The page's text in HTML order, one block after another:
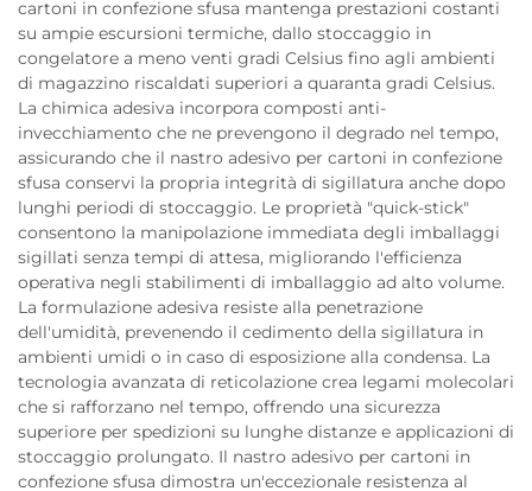
cartoni in confezione sfusa mantenga prestazioni costanti
su ampie escursioni termiche, dallo stoccaggio in
congelatore a meno venti gradi Celsius fino agli ambienti
di magazzino riscaldati superiori a quaranta gradi Celsius.
La chimica adesiva incorpora composti anti-
invecchiamento che ne prevengono il degrado nel tempo,
assicurando che il nastro adesivo per cartoni in confezione
sfusa conservi la propria integrità di sigillatura anche dopo
lunghi periodi di stoccaggio. Le proprietà "quick-stick"
consentono la manipolazione immediata degli imballaggi
sigillati senza tempi di attesa, migliorando l'efficienza
operativa negli stabilimenti di imballaggio ad alto volume.
La formulazione adesiva resiste alla penetrazione
dell'umidità, prevenendo il cedimento della sigillatura in
ambienti umidi o in caso di esposizione alla condensa. La
tecnologia avanzata di reticolazione crea legami molecolari
che si rafforzano nel tempo, offrendo una sicurezza
superiore per spedizioni su lunghe distanze e applicazioni di
stoccaggio prolungato. Il nastro adesivo per cartoni in
confezione sfusa dimostra un'eccezionale resistenza al